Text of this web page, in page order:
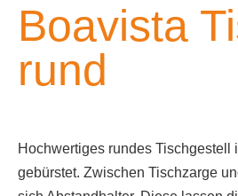
Boavista
rund
Hochwertiges rundes Tischgestell
gebürstet. Zwischen Tischzarge